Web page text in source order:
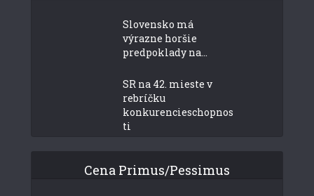
Slovensko má
výrazne horšie
predpoklady na...
SR na 42. mieste v
rebríčku
konkurencieschopnos
ti
Cena Primus/Pessimus